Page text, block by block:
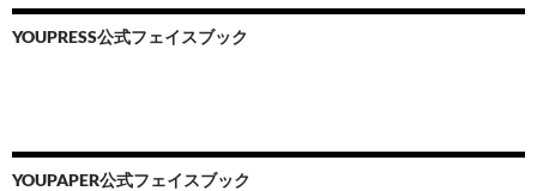
YOUPRESS公式フェイスブック
YOUPAPER公式フェイスブック